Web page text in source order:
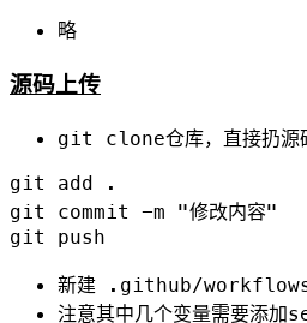
略
源码上传
git clone仓库，直接扔源
git add .
git commit -m "修改内容"
新建 .github/
注意其中几个变量需要添加